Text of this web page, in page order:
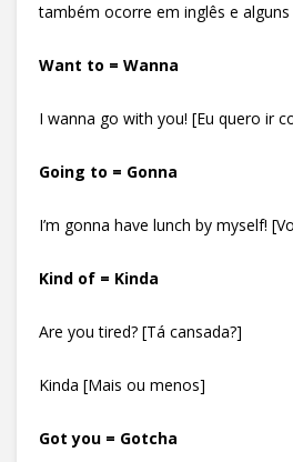
também ocorre em inglês e
Want to = Wanna
I wanna go with you! [Eu quero ir
Going to = Gonna
I’m gonna have lunch by myself!
Kind of = Kinda
Are you tired? [Tá cansada?]
Kinda [Mais ou menos]
Got you = Gotcha